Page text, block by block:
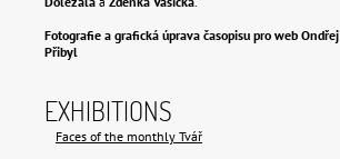
Fotografie a grafická úprava časopisu pro web Ondřej
Přibyl
EXHIBITIONS
Faces of the monthly Tvář